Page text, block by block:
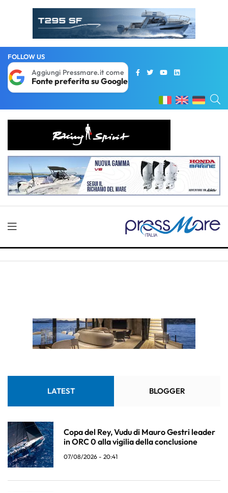
FOLLOW US
Aggiungi Pressmare.it come
Fonte preferita su Google
LATEST BLOGGER
Copa del Rey, Vudu di Mauro Gestri leader
in ORC 0 alla vigilia della conclusione
07/08/2026 - 20:41